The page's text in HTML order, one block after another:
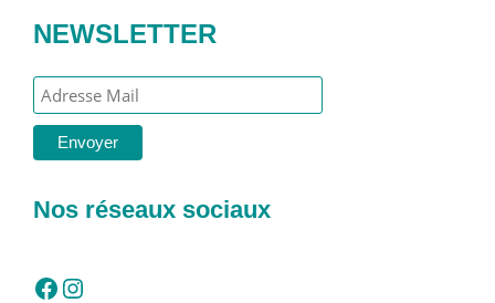
NEWSLETTER
Nos réseaux sociaux
Facebook Instagram